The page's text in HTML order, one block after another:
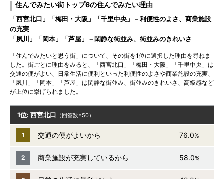
住んでみたい街トップ6の住んでみたい理由
「西宮北口」「梅田・大阪」「千里中央」－利便性のよさ、商業施設
の充実
「夙川」「岡本」「芦屋」－閑静な街並み、街並みのきれいさ
「住んでみたいと思う街」について、その街を1位に選択した理由を尋ねま
した。街ごとに理由をみると、「西宮北口」「梅田・大阪」「千里中央」は
交通の便がよい、日常生活に便利といった利便性のよさや商業施設の充実、
「夙川」「岡本」「芦屋」は閑静な街並み、街並みのきれいさ、高級感など
が上位に挙げられました。
1位: 西宮北口 （回答数=50）
1 交通の便がよいから 76.0%
2 商業施設が充実しているから 58.0%